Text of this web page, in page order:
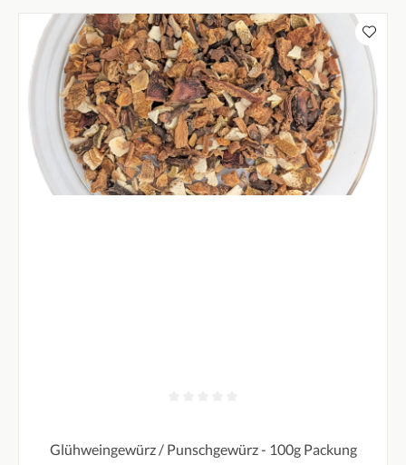
Glühweingewürz / Punschgewürz - 100g Packung